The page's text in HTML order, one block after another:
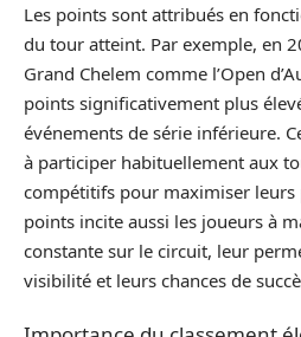
Les points sont attribués en
du tour atteint. Par exemple, en
Grand Chelem comme l’Open
points significativement plus
événements de série inférieure.
à participer habituellement aux
compétitifs pour maximiser leurs
points incite aussi les joueurs à
constante sur le circuit, leur
visibilité et leurs chances de